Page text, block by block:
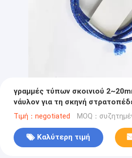
γραμμές τύπων σκοινιού
νάυλον για τη σκηνή
Τιμή：negotiated MOQ：
Καλύτερη τιμή